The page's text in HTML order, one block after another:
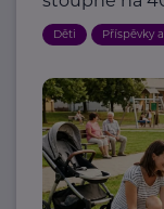
Děti Příspěvky